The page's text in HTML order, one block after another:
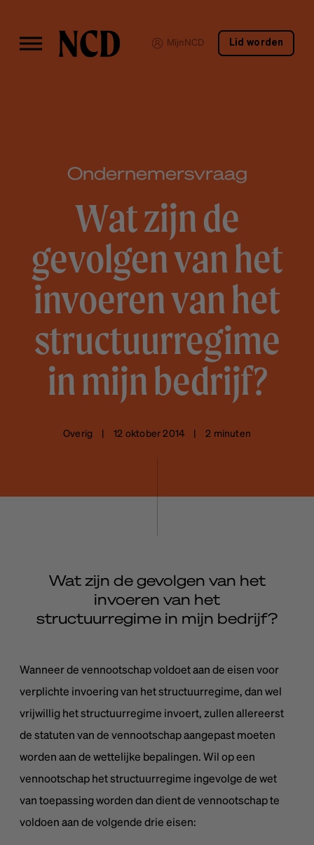
MijnNCD Lid worden
Ondernemersvraag
Wat zijn de
gevolgen van het
invoeren van het
structuurregime
in mijn bedrijf?
Overig | 12 oktober 2014 | 2 minuten
Wat zijn de gevolgen van het
invoeren van het
structuurregime in mijn bedrijf?
Wanneer de vennootschap voldoet aan de eisen voor
verplichte invoering van het structuurregime, dan wel
vrijwillig het structuurregime invoert, zullen allereerst
de statuten van de vennootschap aangepast moeten
worden aan de wettelijke bepalingen. Wil op een
vennootschap het structuurregime ingevolge de wet
van toepassing worden dan dient de vennootschap te
voldoen aan de volgende drie eisen: